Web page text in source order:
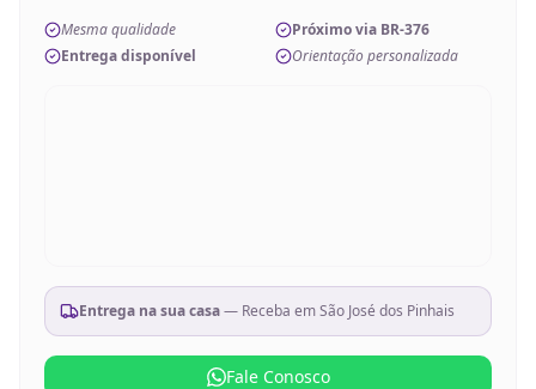
Mesma qualidade
Próximo via BR-376
Entrega disponível
Orientação personalizada
Entrega na sua casa— Receba emSão José dos Pinhais
Fale Conosco